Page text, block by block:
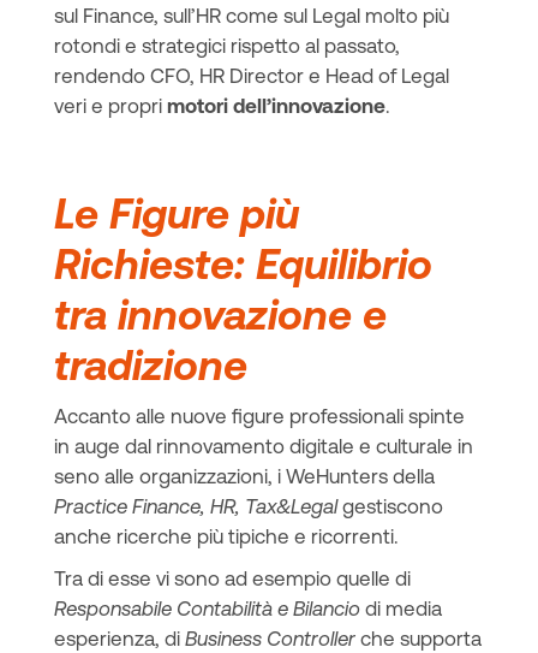
sul Finance, sull’HR come sul Legal molto più
rotondi e strategici rispetto al passato,
rendendo CFO, HR Director e Head of Legal
veri e propri motori dell’innovazione.
Le Figure più
Richieste: Equilibrio
tra innovazione e
tradizione
Accanto alle nuove figure professionali spinte
in auge dal rinnovamento digitale e culturale in
seno alle organizzazioni, i WeHunters della
Practice Finance, HR, Tax&Legalgestiscono
anche ricerche più tipiche e ricorrenti.
Tra di esse vi sono ad esempio quelle di
Responsabile Contabilità e Bilancio di media
esperienza, di Business Controller che supporta